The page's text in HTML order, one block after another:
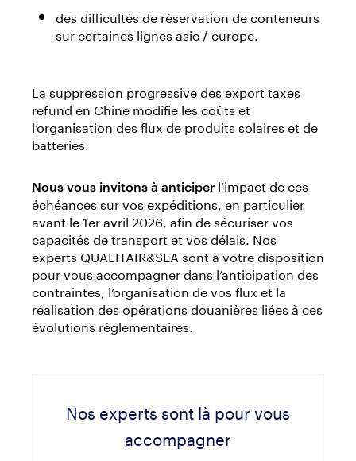
des difficultés de réservation de conteneurs
sur certaines lignes asie / europe.
La suppression progressive des export taxes
refund en Chine modifie les coûts et
l’organisation des flux de produits solaires et de
batteries.
Nous vous invitons à anticiper l’impact de ces
échéances sur vos expéditions, en particulier
avant le 1er avril 2026, afin de sécuriser vos
capacités de transport et vos délais. Nos
experts QUALITAIR&SEA sont à votre disposition
pour vous accompagner dans l’anticipation des
contraintes, l’organisation de vos flux et la
réalisation des opérations douanières liées à ces
évolutions réglementaires.
Nos experts sont là pour vous
accompagner